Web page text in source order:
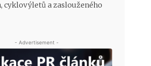
cyklovýletů a zaslouženého
- Advertisement -